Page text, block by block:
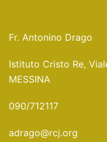
Fr. Antonino Drago
Istituto Cristo Re,
MESSINA
090/712117
adrago@rcj.org